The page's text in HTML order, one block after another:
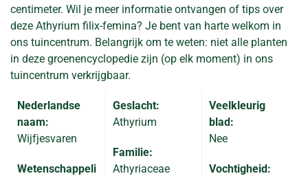
centimeter. Wil je meer informatie ontvangen of tips over
deze Athyrium filix-femina? Je bent van harte welkom in
ons tuincentrum. Belangrijk om te weten: niet alle planten
in deze groenencyclopedie zijn (op elk moment) in ons
tuincentrum verkrijgbaar.
Nederlandse
naam:
Wijfjesvaren
Wetenschappeli
Geslacht:
Athyrium
Familie:
Athyriaceae
Veelkleurig
blad:
Nee
Vochtigheid: